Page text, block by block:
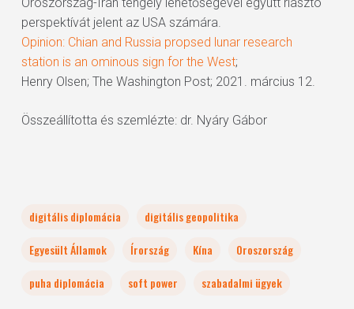
perspektívát jelent az USA számára.
Opinion: Chian and Russia propsed lunar research
station is an ominous sign for the West;
Henry Olsen; The Washington Post; 2021. március 12.
Összeállította és szemlézte: dr. Nyáry Gábor
digitális diplomácia
digitális geopolitika
Egyesült Államok
Írország Kína
Oroszország
puha diplomácia
soft power szabadalmi ügyek